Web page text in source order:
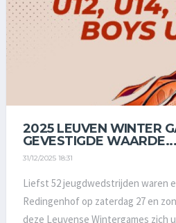
2025 LEUVEN WINTER
GEVESTIGDE
31/12/2025 18:31
Liefst 52 jeugdwedstrijden waren
Redingenhof op zaterdag 27 en
deze Leuvense Wintergames zich